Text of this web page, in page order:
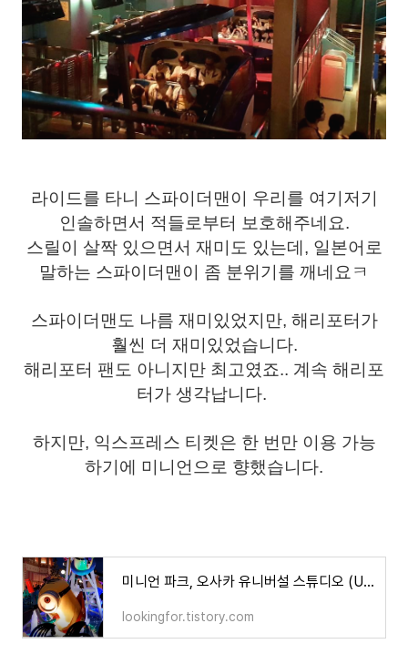
라이드를 타니 스파이더맨이 우리를 여기저기
인솔하면서 적들로부터 보호해주네요.
스릴이 살짝 있으면서 재미도 있는데, 일본어로
말하는 스파이더맨이 좀 분위기를 깨네요ㅋ
스파이더맨도 나름 재미있었지만, 해리포터가
훨씬 더 재미있었습니다.
해리포터 팬도 아니지만 최고였죠.. 계속 해리포
터가 생각납니다.
하지만, 익스프레스 티켓은 한 번만 이용 가능
하기에 미니언으로 향했습니다.
미니언 파크, 오사카 유니버설 스튜디오 (USJ)
lookingfor.tistory.com